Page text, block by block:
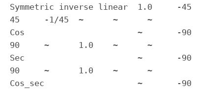
Symmetric inverse linear  1.0     -45
45     -1/45  ~      ~      ~
Cos                       ~       -90
90     ~      1.0    ~      ~
Sec                       ~       -90
90     ~      1.0    ~      ~
Cos_sec                   ~       -90